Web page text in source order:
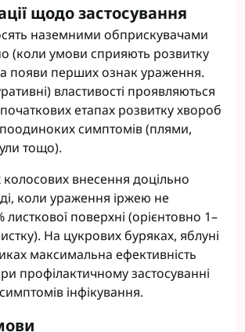
щодо застосування
наземними обприскувачами
(коли умови сприяють розвитку
появи перших ознак ураження.
властивості проявляються
етапах розвитку хвороб
симптомів (плями,
тощо).
внесення доцільно
коли ураження іржею не
поверхні (орієнтовно 1–
На цукрових буряках, яблуні
максимальна ефективність
профілактичному застосуванні
інфікування.